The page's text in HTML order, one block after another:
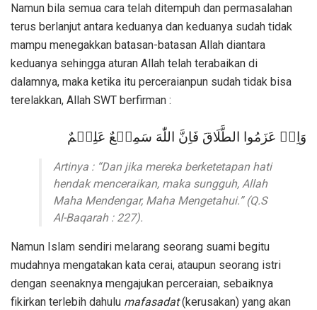
Namun bila semua cara telah ditempuh dan permasalahan
terus berlanjut antara keduanya dan keduanya sudah tidak
mampu menegakkan batasan-batasan Allah diantara
keduanya sehingga aturan Allah telah terabaikan di
dalamnya, maka ketika itu perceraianpun sudah tidak bisa
terelakkan, Allah SWT berfirman :
وَاِنۡ عَزَمُوا الطَّلَاقَ فَاِنَّ اللّٰهَ سَمِيۡعٌ عَلِيۡمٌ
Artinya : “Dan jika mereka berketetapan hati
hendak menceraikan, maka sungguh, Allah
Maha Mendengar, Maha Mengetahui.” (Q.S
Al-Baqarah : 227).
Namun Islam sendiri melarang seorang suami begitu
mudahnya mengatakan kata cerai, ataupun seorang istri
dengan seenaknya mengajukan perceraian, sebaiknya
fikirkan terlebih dahulu mafasadat(kerusakan) yang akan